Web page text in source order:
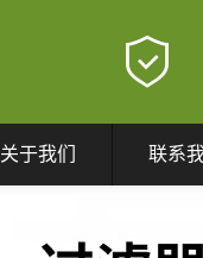
关于我们 联系